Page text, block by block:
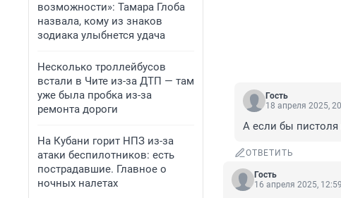
возможности»: Тамара Глоба
назвала, кому из знаков
зодиака улыбнется удача
Несколько троллейбусов
встали в Чите из-за ДТП — там
уже была пробка из-за
ремонта дороги
На Кубани горит НПЗ из-за
атаки беспилотников: есть
пострадавшие. Главное о
ночных налетах
Гость
18 апреля 2025,
А если бы
ОТВЕТИТЬ
Гость
16 апреля 2025, 12:59